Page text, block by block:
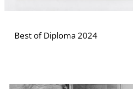
Best of Diploma 2024